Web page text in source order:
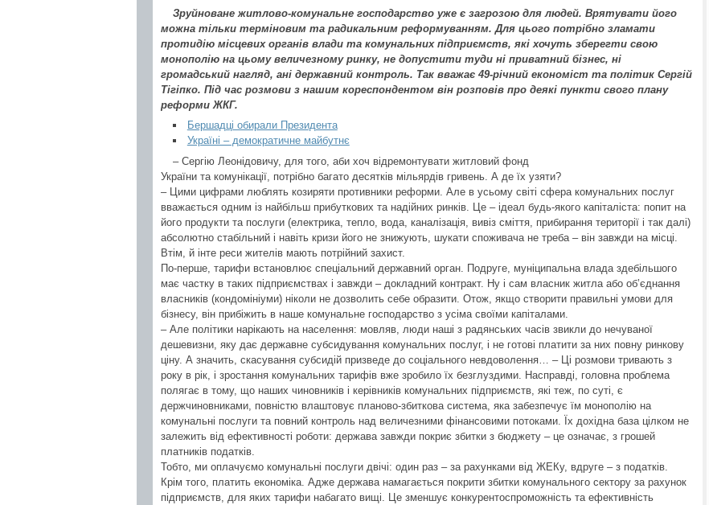
Зруйноване житлово-комунальне господарство уже є загрозою для людей. Врятувати його
можна тільки терміновим та радикальним реформуванням. Для цього потрібно зламати
протидію місцевих органів влади та комунальних підприємств, які хочуть зберегти свою
монополію на цьому величезному ринку, не допустити туди ні приватний бізнес, ні
громадський нагляд, ані державний контроль. Так вважає 49-річний економіст та політик Сергій
Тігіпко. Під час розмови з нашим кореспондентом він розповів про деякі пункти свого плану
реформи ЖКГ.
Бершадці обирали Президента
Україні – демократичне майбутнє
– Сергію Леонідовичу, для того, аби хоч відремонтувати житловий фонд
України та комунікації, потрібно багато десятків мільярдів гривень. А де їх узяти?
– Цими цифрами люблять козиряти противники реформи. Але в усьому світі сфера комунальних послуг
вважається одним із найбільш прибуткових та надійних ринків. Це – ідеал будь-якого капіталіста: попит на
його продукти та послуги (електрика, тепло, вода, каналізація, вивіз сміття, прибирання території і так далі)
абсолютно стабільний і навіть кризи його не знижують, шукати споживача не треба – він завжди на місці.
Втім, й інте реси жителів мають потрійний захист.
По-перше, тарифи встановлює спеціальний державний орган. Подруге, муніципальна влада здебільшого
має частку в таких підприємствах і завжди – докладний контракт. Ну і сам власник житла або об’єднання
власників (кондомініуми) ніколи не дозволить себе образити. Отож, якщо створити правильні умови для
бізнесу, він прибіжить в наше комунальне господарство з усіма своїми капіталами.
– Але політики нарікають на населення: мовляв, люди наші з радянських часів звикли до нечуваної
дешевизни, яку дає державне субсидування комунальних послуг, і не готові платити за них повну ринкову
ціну. А значить, скасування субсидій призведе до соціального невдоволення… – Ці розмови тривають з
року в рік, і зростання комунальних тарифів вже зробило їх безглуздими. Насправді, головна проблема
полягає в тому, що наших чиновників і керівників комунальних підприємств, які теж, по суті, є
держчиновниками, повністю влаштовує планово-збиткова система, яка забезпечує їм монополію на
комунальні послуги та повний контроль над величезними фінансовими потоками. Їх дохідна база цілком не
залежить від ефективності роботи: держава завжди покриє збитки з бюджету – це означає, з грошей
платників податків.
Тобто, ми оплачуємо комунальні послуги двічі: один раз – за рахунками від ЖЕКу, вдруге – з податків.
Крім того, платить економіка. Адже держава намагається покрити збитки комунального сектору за рахунок
підприємств, для яких тарифи набагато вищі. Це зменшує конкурентоспроможність та ефективність